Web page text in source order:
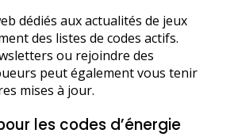
dédiés aux actualités de jeux
des listes de codes actifs.
ou rejoindre des
peut également vous tenir
mises à jour.
les codes d’énergie